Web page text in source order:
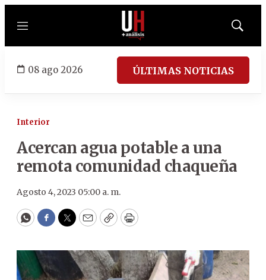
Menú
Mostrar
08 ago 2026 ÚLTIMAS NOTICIAS
Interior
Acercan agua potable a una
remota comunidad chaqueña
Agosto 4, 2023 05:00 a. m.
WhatsApp
Facebook
Twitter
EmailCopyPrint